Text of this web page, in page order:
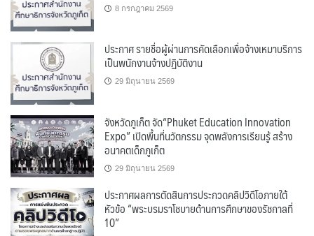
8 กรกฎาคม 2569
ประกาศ รายชื่อผู้ผ่านการคัดเลือกเพื่อจ้างเหมาบริการ
เป็นพนักงานจ้างปฏิบัติงาน
29 มิถุนายน 2569
จังหวัดภูเก็ต จัด“Phuket Education Innovation
Expo” เปิดพื้นที่นวัตกรรม จุดพลังการเรียนรู้ สร้าง
อนาคตเด็กภูเก็ต
29 มิถุนายน 2569
ประกาศผลการตัดสินการประกวดคลิปวิดีโอภายใต้
หัวข้อ “พระบรมราโชบายด้านการศึกษาของรัชกาลที่
10”